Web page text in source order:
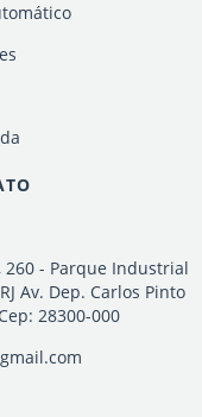
260 - Parque Industrial
Av. Dep. Carlos Pinto
28300-000